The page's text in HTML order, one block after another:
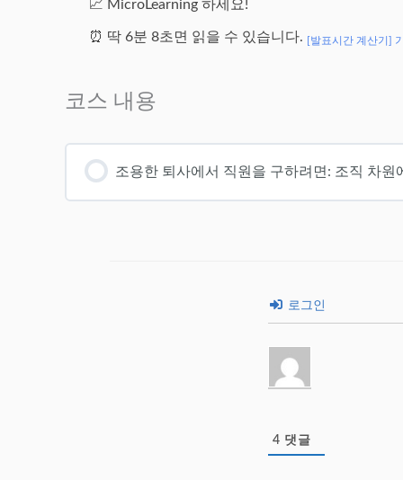
📈 MicroLearning 하세요!
⏰ 딱 6분 8초면 읽을 수 있습니다. [발표시간 계산기]
코스 내용
조용한 퇴사에서 직원을 구하려면: 조직 차원
로그인
4 댓글